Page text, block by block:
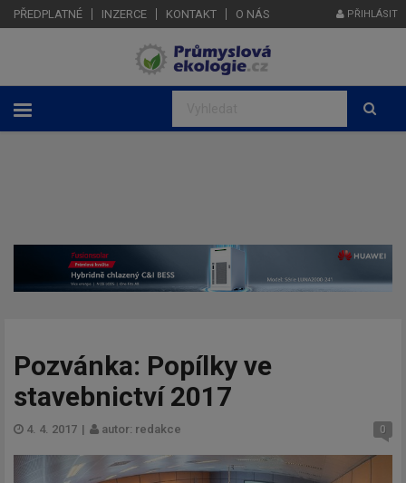
PŘEDPLATNÉ INZERCE KONTAKT O NÁS PŘIHLÁSIT
Pozvánka: Popílky ve
stavebnictví 2017
4. 4. 2017 | autor: redakce 0